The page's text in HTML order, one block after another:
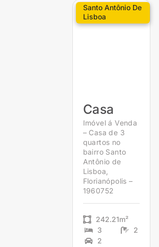
Santo Antônio De
Lisboa
Casa
Imóvel á Venda
– Casa de 3
quartos no
bairro Santo
Antônio de
Lisboa,
Florianópolis –
1960752
242.21m²
3
2
2